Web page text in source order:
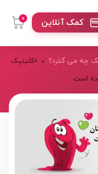
0 کمک آنلاین
چه می گذرد؟
«کلینیک
است